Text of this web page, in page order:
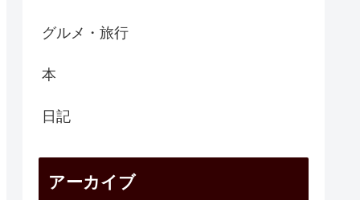
グルメ・旅行
本
日記
アーカイブ